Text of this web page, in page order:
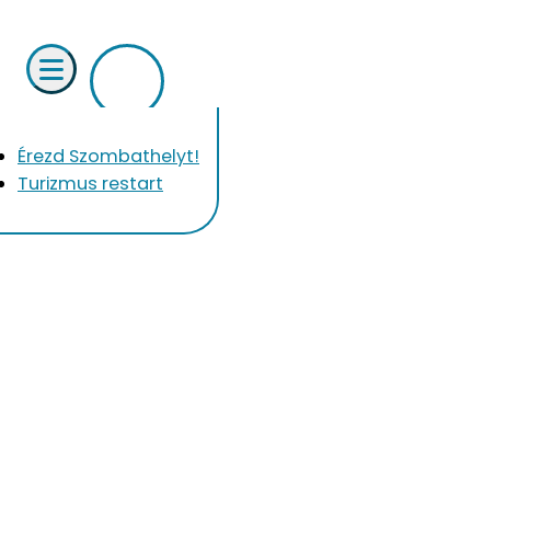
Érezd Szombathelyt!
Turizmus restart